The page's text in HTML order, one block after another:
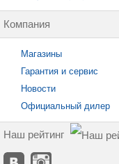
Компания
Магазины
Гарантия и сервис
Новости
Официальный дилер
Наш рейтинг